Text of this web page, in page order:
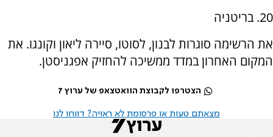
20. בריטניה
את הרשימה סוגרות לבנון, לסוטו, סיירה ליאון וקונגו. את
המקום האחרון במדד ממשיכה להחזיק אפגניסטן.
הצטרפו לקבוצת הוואטצאפ של ערוץ 7
מצאתם טעות או פרסומת לא ראויה? דווחו לנו